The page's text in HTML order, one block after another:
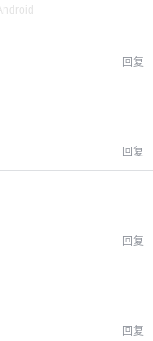
回复
回复
回复
回复